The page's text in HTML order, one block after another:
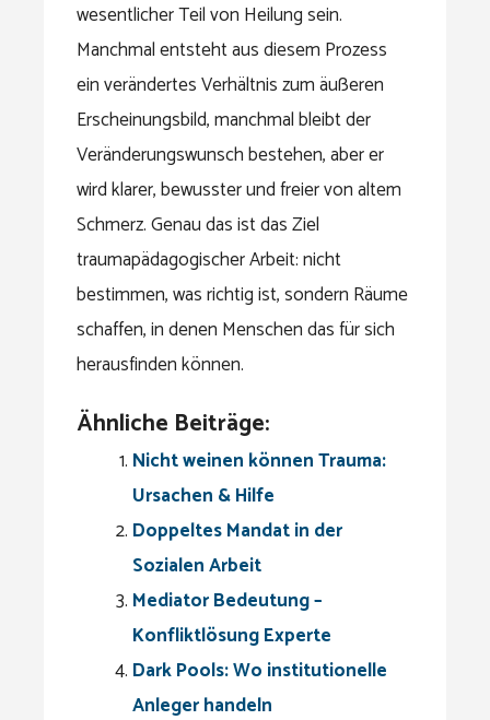
wesentlicher Teil von Heilung sein.
Manchmal entsteht aus diesem Prozess
ein verändertes Verhältnis zum äußeren
Erscheinungsbild, manchmal bleibt der
Veränderungswunsch bestehen, aber er
wird klarer, bewusster und freier von altem
Schmerz. Genau das ist das Ziel
traumapädagogischer Arbeit: nicht
bestimmen, was richtig ist, sondern Räume
schaffen, in denen Menschen das für sich
herausfinden können.
Ähnliche Beiträge:
Nicht weinen können Trauma:
Ursachen & Hilfe
Doppeltes Mandat in der
Sozialen Arbeit
Mediator Bedeutung –
Konfliktlösung Experte
Dark Pools: Wo institutionelle
Anleger handeln